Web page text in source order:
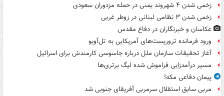
زخمی شدن ۴ شهروند یمنی در حمله مزدوران سعودی
زخمی شدن ۳ نظامی لبنانی در زوطر غربی
عکاسان و خبرنگاران در دفاع مقدس
ورود فرمانده تروریست‌های آمریکایی به تل‌آویو
آغاز تحقیقات سازمان ملل درباره جاسوسی کارمندش برای اسرائیل
مسیر درآمدزایی فراموش شده لیگ برتری‌ها
پیمان دفاعی مکه!
مربی سابق استقلال سرمربی آفریقای جنوبی شد